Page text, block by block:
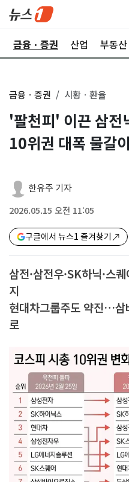
금융ㆍ증권 산업 부동산
금융ㆍ증권 시황ㆍ환율
'팔천피' 이끈 삼
10위권 대폭 물갈이
한유주 기자
2026.05.15 오전 11:05
구글에서 뉴스1 즐겨찾기
삼전·삼전우·SK하닉·스
지
현대차그룹주도 약진…삼
로